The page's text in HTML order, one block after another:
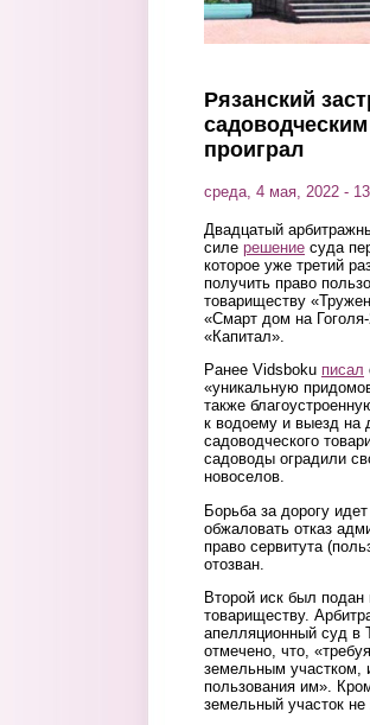
Рязанский
проиграл
среда, 4 мая, 2022 -
Двадцатый
силе решение суда
которое уже третий
получить право
товариществу
«Смарт дом на
«Капитал».
Ранее Vidsboku писал
«уникальную
также
к водоему и выезд на
садоводческого
садоводы оградили
новоселов.
Борьба за дорогу
обжаловать отказ
право сервитута
отозван.
Второй иск был
товариществу.
апелляционный суд в
отмечено, что,
земельным участком,
пользования им».
земельный участок не